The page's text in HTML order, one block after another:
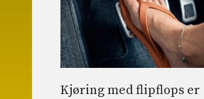
Kjøring med flipflops er